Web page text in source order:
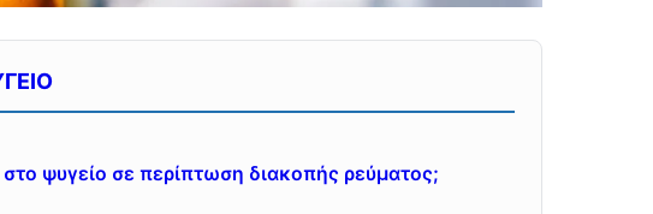
ψυγείο σε περίπτωση διακοπής ρεύματος;